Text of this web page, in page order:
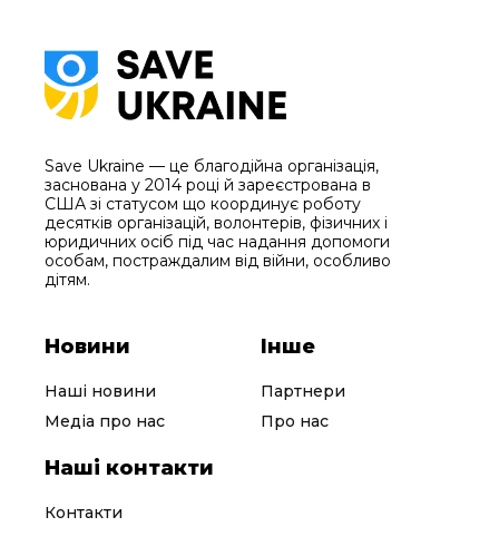
Save Ukraine — це благодійна організація,
заснована у 2014 році й зареєстрована в
США зі статусом що координує роботу
десятків організацій, волонтерів, фізичних і
юридичних осіб під час надання допомоги
особам, постраждалим від війни, особливо
дітям.
Новини
Наші новини
Медіа про нас
Інше
Партнери
Про нас
Наші контакти
Контакти